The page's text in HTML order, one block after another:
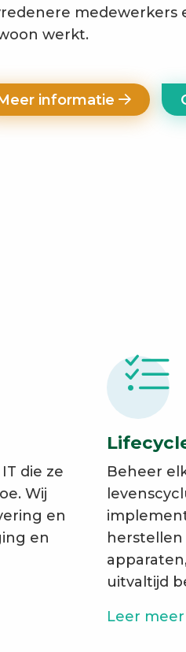
medewerkers
werkt.
informatie
die ze
Wij
en
en
Beheer
uitvaltijd
Leer meer